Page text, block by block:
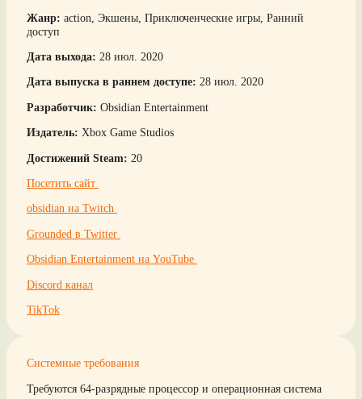
Жанр: action, Экшены, Приключенческие игры, Ранний
доступ
Дата выхода: 28 июл. 2020
Дата выпуска в раннем доступе: 28 июл. 2020
Разработчик: Obsidian Entertainment
Издатель: Xbox Game Studios
Достижений Steam: 20
Посетить сайт
obsidian на Twitch
Grounded в Twitter
Obsidian Entertainment на YouTube
Discord канал
TikTok
Системные требования
Требуются 64-разрядные процессор и операционная система